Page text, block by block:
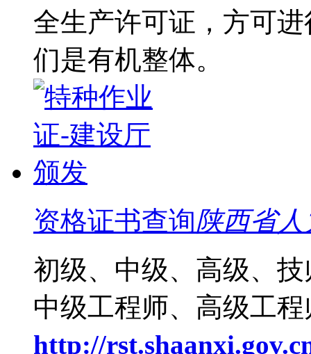
全生产许可证，方可
们是有机整体。
资格证书查询陕西省
初级、中级、高级、
中级工程师、高级工程
http://